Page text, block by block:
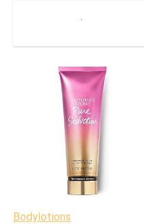
Bodylotions